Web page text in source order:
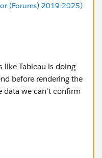
(Forums) 2019-2025)
like Tableau is doing
before rendering the
data we can't confirm
help. I usually
just dragging fields